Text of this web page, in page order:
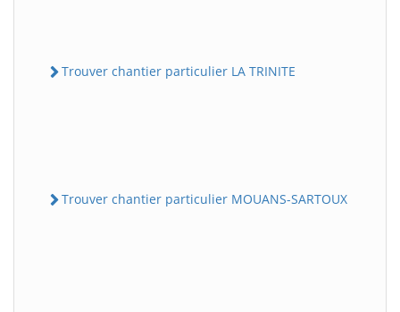
Trouver chantier particulier LA TRINITE
Trouver chantier particulier MOUANS-SARTOUX